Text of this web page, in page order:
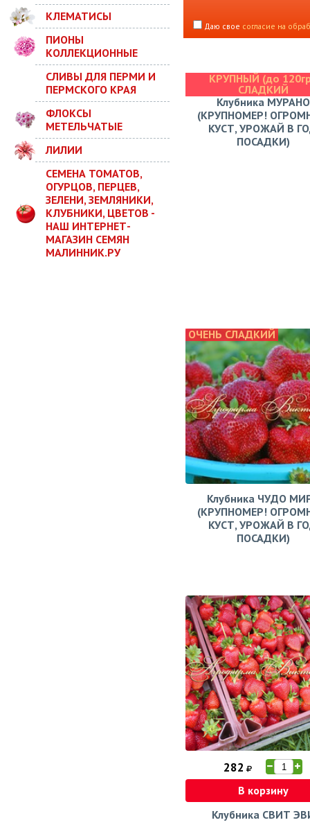
КЛЕМАТИСЫ
ПИОНЫ
КОЛЛЕКЦИОННЫЕ
СЛИВЫ ДЛЯ ПЕРМИ И
ПЕРМСКОГО КРАЯ
ФЛОКСЫ
МЕТЕЛЬЧАТЫЕ
ЛИЛИИ
СЕМЕНА ТОМАТОВ,
ОГУРЦОВ, ПЕРЦЕВ,
ЗЕЛЕНИ, ЗЕМЛЯНИКИ,
КЛУБНИКИ, ЦВЕТОВ -
НАШ ИНТЕРНЕТ-
МАГАЗИН СЕМЯН
МАЛИННИК.РУ
Даю свое согласие на
КРУПНЫЙ (до
СЛАДКИЙ
Клубника МУРАНО
(КРУПНОМЕР!
КУСТ, УРОЖАЙ В
ПОСАДКИ)
ОЧЕНЬ СЛАДКИЙ
Клубника ЧУДО
(КРУПНОМЕР!
КУСТ, УРОЖАЙ В
ПОСАДКИ)
282
В корзину
Клубника СВИТ